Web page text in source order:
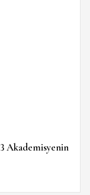
Akademisyenin